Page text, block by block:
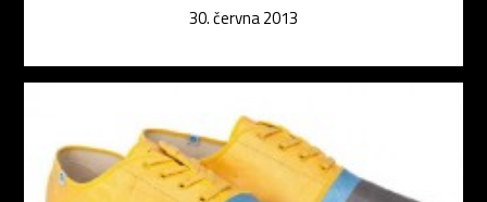
30. června 2013